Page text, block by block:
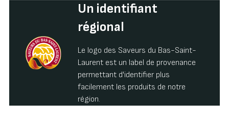
Un identifiant
régional
Le logo des Saveurs du Bas-Saint-
Laurent est un label de provenance
permettant d'identifier plus
facilement les produits de notre
région.